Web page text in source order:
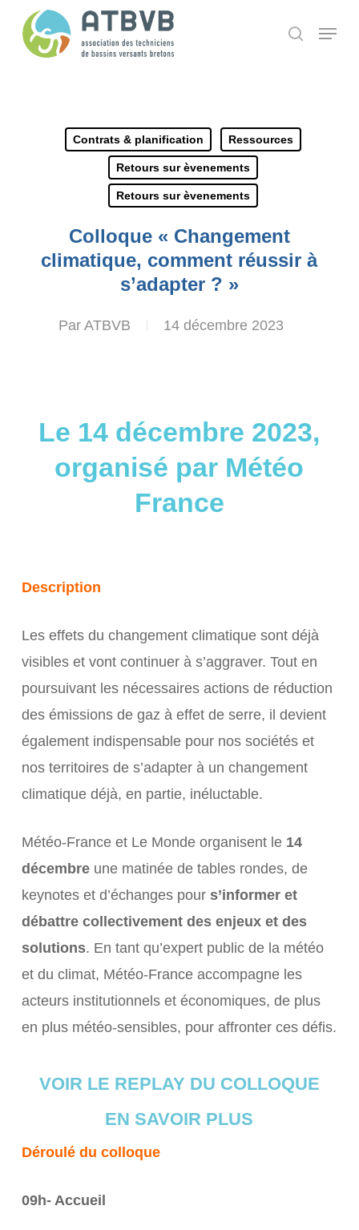
search
Menu
Contrats & planification Ressources
Retours sur èvenements
Retours sur èvenements
Colloque « Changement
climatique, comment réussir à
s’adapter ? »
Par ATBVB 14 décembre 2023
Le 14 décembre 2023,
organisé par Météo
France
Description
Les effets du changement climatique sont déjà
visibles et vont continuer à s’aggraver. Tout en
poursuivant les nécessaires actions de réduction
des émissions de gaz à effet de serre, il devient
également indispensable pour nos sociétés et
nos territoires de s’adapter à un changement
climatique déjà, en partie, inéluctable.
Météo-France et Le Monde organisent le 14
décembre une matinée de tables rondes, de
keynotes et d’échanges pour s’informer et
débattre collectivement des enjeux et des
solutions. En tant qu’expert public de la météo
et du climat, Météo-France accompagne les
acteurs institutionnels et économiques, de plus
en plus météo-sensibles, pour affronter ces défis.
VOIR LE REPLAY DU COLLOQUE
EN SAVOIR PLUS
Déroulé du colloque
09h- Accueil
Panneau de gestion des cookies